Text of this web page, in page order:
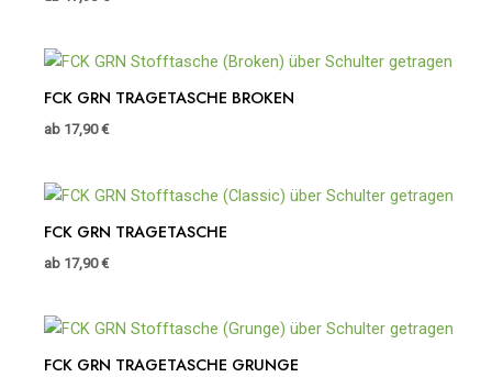
FCK GRN TRAGETASCHE BROKEN
ab 17,90€
FCK GRN TRAGETASCHE
ab 17,90€
FCK GRN TRAGETASCHE GRUNGE